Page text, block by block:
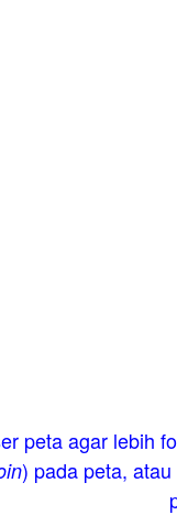
peta agar lebih
) pada peta,